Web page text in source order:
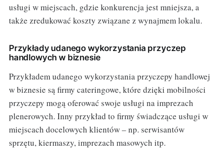
usługi w miejscach, gdzie konkurencja jest mniejsza, a
także zredukować koszty związane z wynajmem lokalu.
Przykłady udanego wykorzystania przyczep
handlowych w biznesie
Przykładem udanego wykorzystania przyczepy handlowej
w biznesie są firmy cateringowe, które dzięki mobilności
przyczepy mogą oferować swoje usługi na imprezach
plenerowych. Inny przykład to firmy świadczące usługi w
miejscach docelowych klientów – np. serwisantów
sprzętu, kiermaszy, imprezach masowych itp.